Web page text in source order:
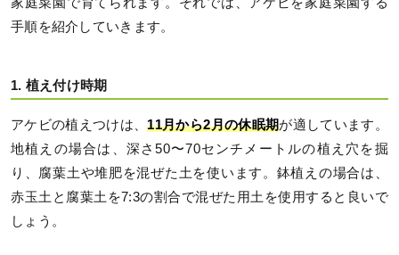
手順を紹介していきます。
1. 植え付け時期
アケビの植えつけは、11月から2月の休眠期が適しています。
地植えの場合は、深さ50〜70センチメートルの植え穴を掘
り、腐葉土や堆肥を混ぜた土を使います。鉢植えの場合は、
赤玉土と腐葉土を7:3の割合で混ぜた用土を使用すると良いで
しょう。